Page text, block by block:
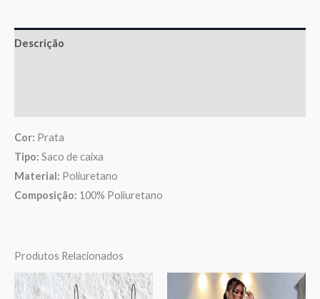
Descrição
Cor: Prata
Tipo: Saco de caixa
Material: Poliuretano
Composição: 100% Poliuretano
Produtos Relacionados